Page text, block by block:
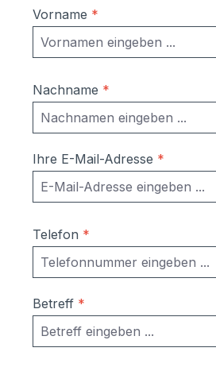
geliefert.Ein
mehr
möglich
Vorname *
Nachname *
Ihre E-Mail-Adresse *
Telefon *
Betreff *